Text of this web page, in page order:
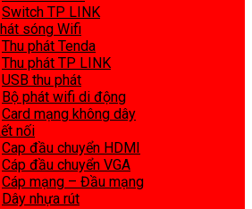
Switch TP LINK
sóng Wifi
Thu phát Tenda
Thu phát TP LINK
USB thu phát
Bộ phát wifi di động
Card mạng không dây
nối
Cap đầu chuyển HDMI
Cáp đầu chuyển VGA
Cáp mạng – Đầu mạng
Dây nhựa rút